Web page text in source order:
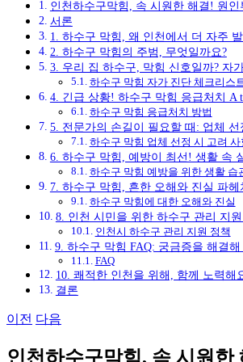
인천하수구막힘, 속 시원한 해결! 원인
서론
1. 하수구 막힘, 왜 인천에서 더 자주
2. 하수구 막힘의 주범, 무엇일까요?
3. 우리 집 하수구, 막힘 신호일까? 자
하수구 막힘 자가 진단 체크리스
4. 긴급 상황! 하수구 막힘 응급처치 A
하수구 막힘 응급처치 방법
5. 전문가의 손길이 필요할 때: 업체 선
하수구 막힘 업체 선정 시 고려 사
6. 하수구 막힘, 예방이 최선! 생활 속
하수구 막힘 예방을 위한 생활 습
7. 하수구 막힘, 흔한 오해와 진실 파헤
하수구 막힘에 대한 오해와 진실
8. 인천 시민을 위한 하수구 관리 지
인천시 하수구 관리 지원 정책
9. 하수구 막힘 FAQ: 궁금증을 해결
FAQ
10. 쾌적한 인천을 위해, 함께 노력해
결론
이전 다음
인천하수구막힘, 속 시원한